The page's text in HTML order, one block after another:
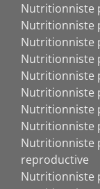
Nutritionniste
Nutritionniste
Nutritionniste
Nutritionniste
Nutritionniste
Nutritionniste
Nutritionniste
Nutritionniste
Nutritionniste
reproductive
Nutritionniste